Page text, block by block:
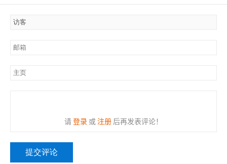
请登录 或 注册 后再发表评论！
提交评论